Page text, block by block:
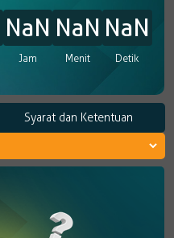
NaN
Jam
NaN
Menit
NaN
Detik
Syarat dan Ketentuan